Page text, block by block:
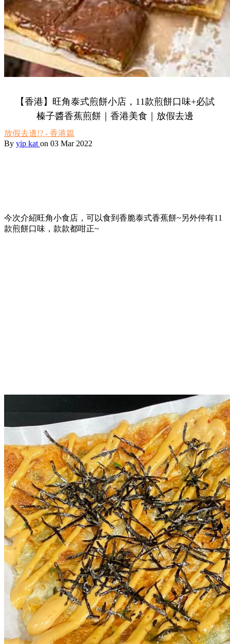
【香港】旺角泰式煎餅小店，11款煎餅口味+必試
榛子醬香蕉煎餅｜香港美食｜放假去邊
放假去邊!? - 香港篇
By yip kat on 03 Mar 2022
今次介紹旺角小食店，可以食到香脆泰式香蕉餅~另外仲有11
款煎餅口味，款款都咁正~